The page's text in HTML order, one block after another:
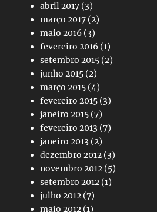
abril 2017 (3)
março 2017 (2)
maio 2016 (3)
fevereiro 2016 (1)
setembro 2015 (2)
junho 2015 (2)
março 2015 (4)
fevereiro 2015 (3)
janeiro 2015 (7)
fevereiro 2013 (7)
janeiro 2013 (2)
dezembro 2012 (3)
novembro 2012 (5)
setembro 2012 (1)
julho 2012 (7)
maio 2012 (1)